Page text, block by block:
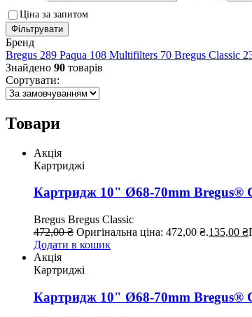
Ціна за запитом
Фільтрувати
Бренд
Bregus 289 Paqua 108 Multifilters 70 Bregus Classic
Знайдено 90 товарів
Сортувати:
Товари
Акція
Картриджі
Картридж 10" Ø68-70mm Bregus®
Bregus Bregus Classic
472,00₴ Оригінальна ціна: 472,00 ₴.135,00 ₴
Додати в кошик
Акція
Картриджі
Картридж 10" Ø68-70mm Bregus®